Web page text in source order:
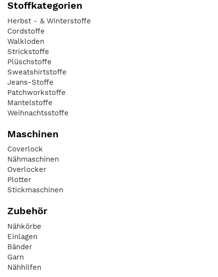
Stoffkategorien
Herbst - & Winterstoffe
Cordstoffe
Walkloden
Strickstoffe
Plüschstoffe
Sweatshirtstoffe
Jeans-Stoffe
Patchworkstoffe
Mantelstoffe
Weihnachtsstoffe
Maschinen
Coverlock
Nähmaschinen
Overlocker
Plotter
Stickmaschinen
Zubehör
Nähkörbe
Einlagen
Bänder
Garn
Nähhilfen